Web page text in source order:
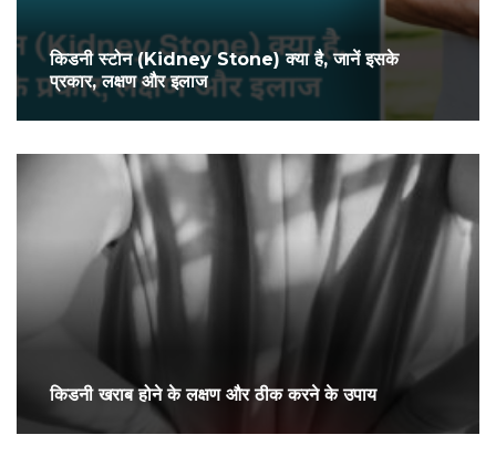
किडनी स्टोन (Kidney Stone) क्या है, जानें इसके
प्रकार, लक्षण और इलाज
किडनी खराब होने के लक्षण और ठीक करने के उपाय